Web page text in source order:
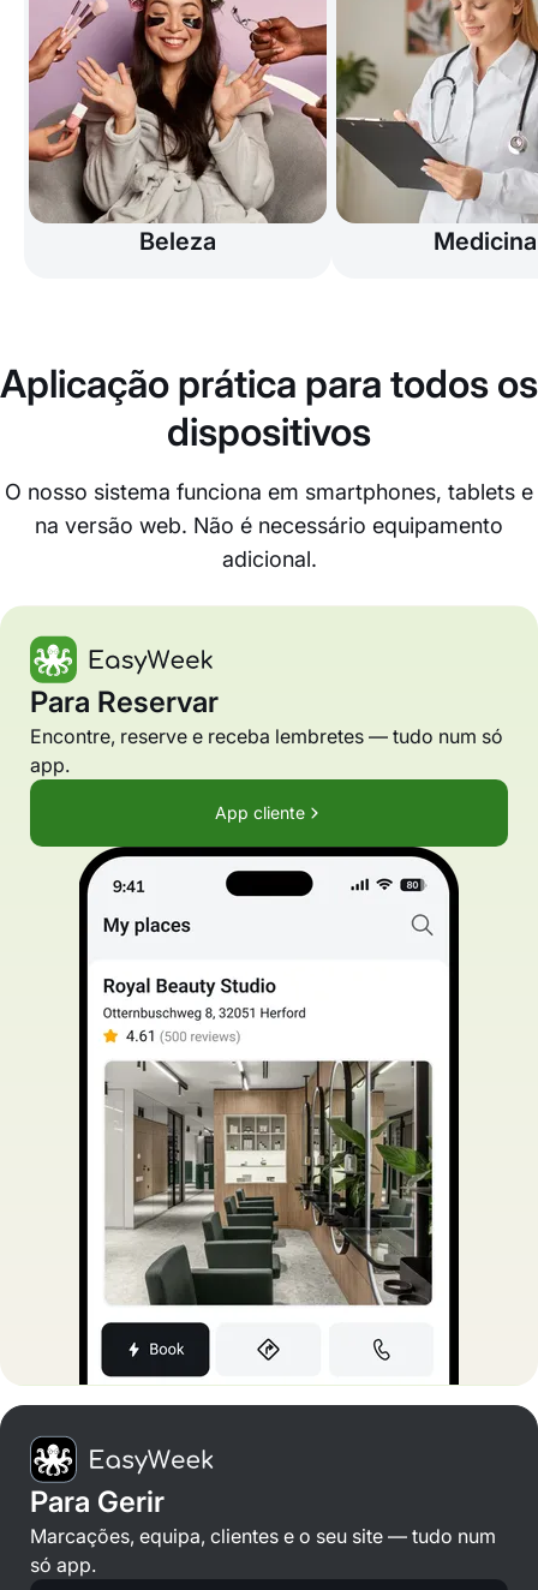
Beleza Medicina
Aplicação prática para todos os
dispositivos
O nosso sistema funciona em smartphones, tablets e
na versão web. Não é necessário equipamento
adicional.
Para Reservar
Encontre, reserve e receba lembretes — tudo num só
app.
App cliente
Para Gerir
Marcações, equipa, clientes e o seu site — tudo num
só app.